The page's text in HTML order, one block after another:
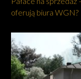
oferują biura WGN?